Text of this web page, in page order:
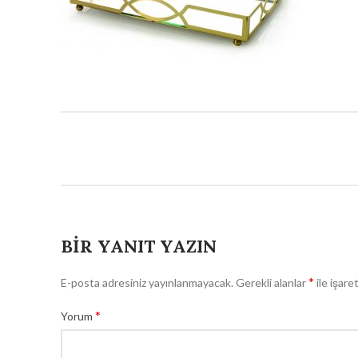
BIR YANIT YAZIN
E-posta adresiniz yayınlanmayacak.Gerekli alanlar* ile
Yorum *